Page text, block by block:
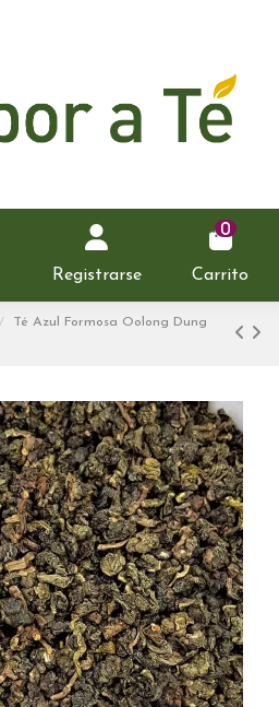
Registrarse
0
Carrito
Té Azul Formosa Oolong Dung